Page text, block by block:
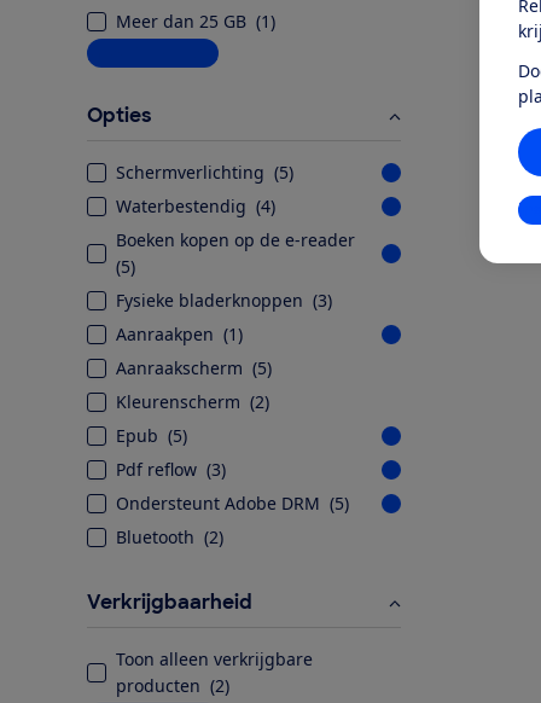
Meer dan 25 GB (1)
Meer informatie
Opties
Schermverlichting (5)
Waterbestendig (4)
Boeken kopen op de e-reader
(5)
Fysieke bladerknoppen (3)
Aanraakpen (1)
Aanraakscherm (5)
Kleurenscherm (2)
Epub (5)
Pdf reflow (3)
Ondersteunt Adobe DRM (5)
Bluetooth (2)
Verkrijgbaarheid
Toon alleen verkrijgbare
producten (2)